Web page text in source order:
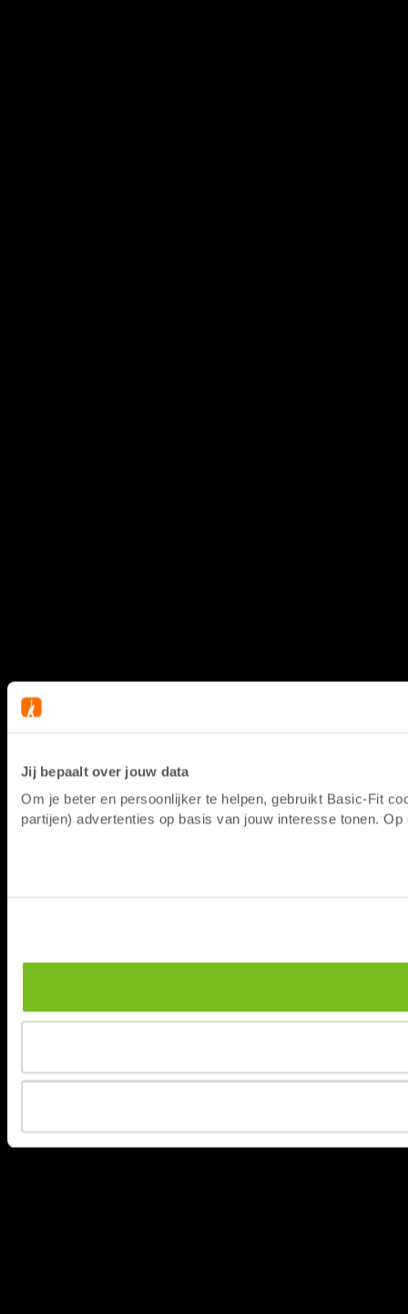
Jij bepaalt over jouw data
Om je beter en persoonlijker te helpen, gebruikt Basic-Fit
partijen) advertenties op basis van jouw interesse tonen.